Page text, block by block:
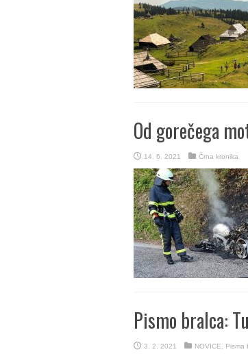
Od gorečega
14. 6. 2021 Črna kronika
Pismo bralca:
3. 2. 2021 NOVICE Pisma